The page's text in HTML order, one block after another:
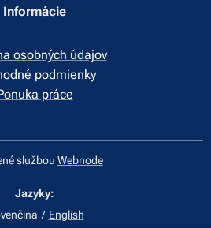
Informácie
osobných údajov
podmienky
práce
službou Webnode
Jazyky
English